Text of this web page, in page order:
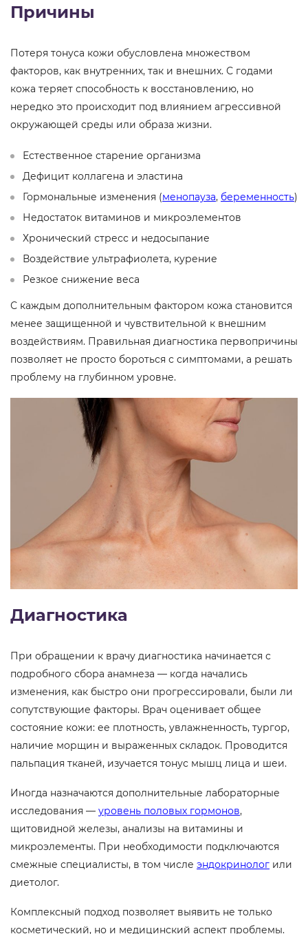
Причины
Потеря тонуса кожи обусловлена множеством
факторов, как внутренних, так и внешних. С годами
кожа теряет способность к восстановлению, но
нередко это происходит под влиянием агрессивной
окружающей среды или образа жизни.
Естественное старение организма
Дефицит коллагена и эластина
Гормональные изменения (менопауза, беременность)
Недостаток витаминов и микроэлементов
Хронический стресс и недосыпание
Воздействие ультрафиолета, курение
Резкое снижение веса
С каждым дополнительным фактором кожа становится
менее защищенной и чувствительной к внешним
воздействиям. Правильная диагностика первопричины
позволяет не просто бороться с симптомами, а решать
проблему на глубинном уровне.
Диагностика
При обращении к врачу диагностика начинается с
подробного сбора анамнеза — когда начались
изменения, как быстро они прогрессировали, были ли
сопутствующие факторы. Врач оценивает общее
состояние кожи: ее плотность, увлажненность, тургор,
наличие морщин и выраженных складок. Проводится
пальпация тканей, изучается тонус мышц лица и шеи.
Иногда назначаются дополнительные лабораторные
исследования — уровень половых гормонов,
щитовидной железы, анализы на витамины и
микроэлементы. При необходимости подключаются
смежные специалисты, в том числе эндокринолог или
диетолог.
Комплексный подход позволяет выявить не только
косметический, но и медицинский аспект проблемы.